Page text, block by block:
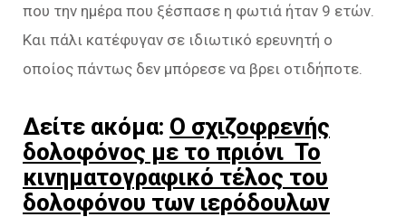
που την ημέρα που ξέσπασε η φωτιά ήταν 9 ετών.
Και πάλι κατέφυγαν σε ιδιωτικό ερευνητή ο
οποίος πάντως δεν μπόρεσε να βρει οτιδήποτε.
Δείτε ακόμα: Ο σχιζοφρενής
δολοφόνος με το πριόνι Το
κινηματογραφικό τέλος του
δολοφόνου των ιερόδουλων